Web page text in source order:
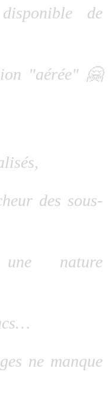
de
"aérée" 🤗
des sous-
nature
ne manque